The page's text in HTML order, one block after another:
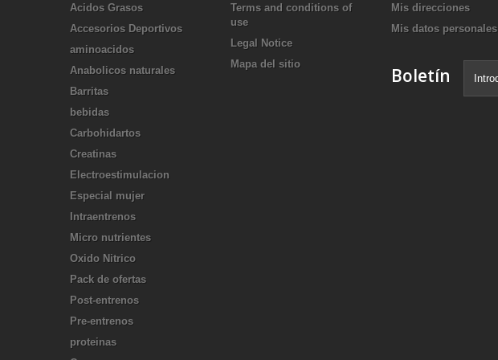
Acidos Grasos
Accesorios Deportivos
aminoacidos
Anabolicos naturales
Barritas
bebidas
Carbohidartos
Creatinas
Electroestimulacion
Especial mujer
Intraentrenos
Micro nutrientes
Oxido Nitrico
Pack de ofertas
Post-entrenos
Pre-entrenos
proteinas
Terms and conditions of
use
Legal Notice
Mapa del sitio
Mis direcciones
Mis datos personales
Boletín